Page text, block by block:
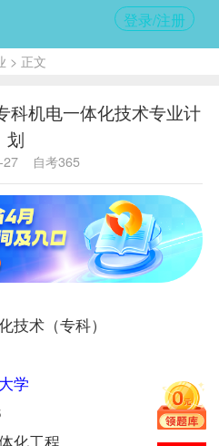
登录/注册
> 正文
科机电一体化技术专业计
划
27 自考365
技术（专科）
学
化工程